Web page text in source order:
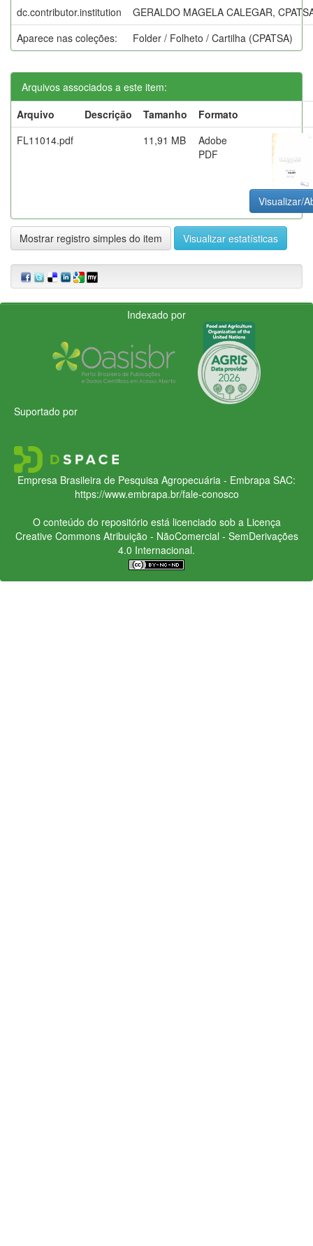
dc.contributor.institution
GERALDO MAGELA CALEGAR,
Aparece nas coleções:
Folder / Folheto / Cartilha (CPATSA)
Arquivos associados a este item:
Arquivo
Descrição Tamanho
Formato
FL11014.pdf
11,91 MB
Adobe
PDF
Visualizar/
Mostrar registro simples do item Visualizar estatísticas
Indexado por
Suportado por
Empresa Brasileira de Pesquisa Agropecuária - Embrapa SAC:
https://www.embrapa.br/fale-conosco
O conteúdo do repositório está licenciado sob a Licença
Creative CommonsAtribuição - NãoComercial - SemDerivações
4.0 Internacional.